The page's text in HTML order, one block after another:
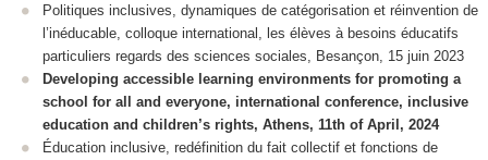
Politiques inclusives, dynamiques de catégorisation et réinvention de
l’inéducable, colloque international, les élèves à besoins éducatifs
particuliers regards des sciences sociales, Besançon, 15 juin 2023
Developing accessible learning environments for promoting a
school for all and everyone, international conference, inclusive
education and children’s rights, Athens, 11th of April, 2024
Éducation inclusive, redéfinition du fait collectif et fonctions de